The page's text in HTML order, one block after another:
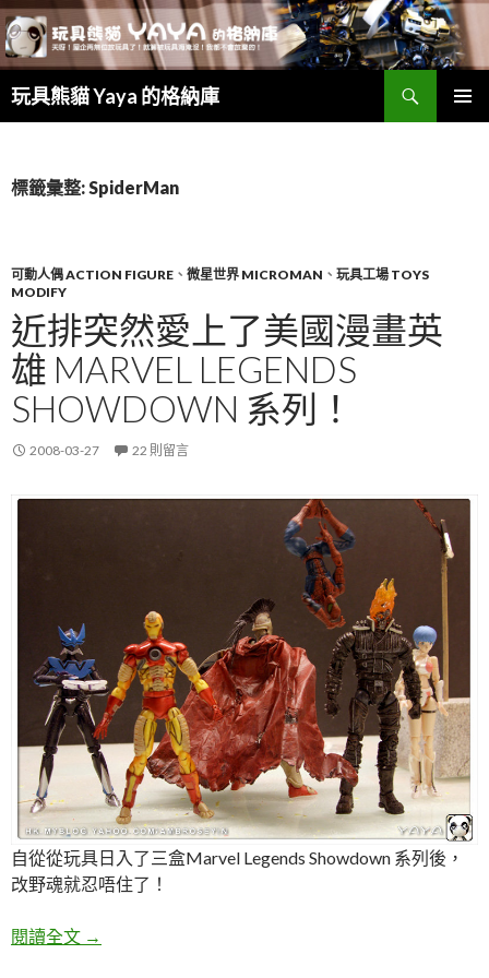
玩具熊貓 Yaya 的格納庫
尋
要
標籤彙整: SpiderMan
可動人偶 ACTION FIGURE 、 微星世界 MICROMAN 、 玩具工場 TOYS
MODIFY
近排突然愛上了美國漫畫英
雄 MARVEL LEGENDS
SHOWDOWN 系列！
2008-03-27 22 則留言
自從從玩具日入了三盒Marvel Legends Showdown 系列後，
改野魂就忍唔住了！
閱讀全文 近排突然愛上了美國漫畫英雄 Marvel Legends
→